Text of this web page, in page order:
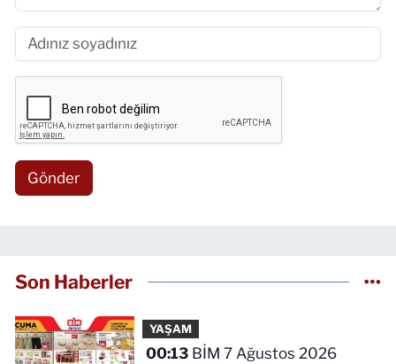
Gönder
Son Haberler
YAŞAM
00:13BİM 7 Ağustos 2026